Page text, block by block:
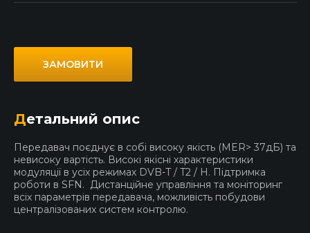
ЗАМОВИТИ
Детальний опис
Передавач поєднує в собі високу якість (MER> 37дБ) та
невисоку вартість. Високі якісні характеристики
модуляції в усіх режимах DVB-T / T2 / H. Підтримка
роботи в SFN. Дистанційне управління та моніторинг
всіх параметрів передавача, можливість побудови
централізованих систем контролю.